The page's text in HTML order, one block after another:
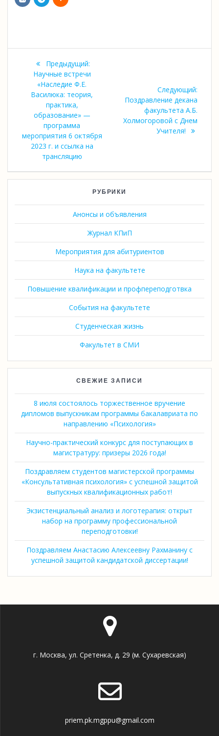
Навигация
записям
Предыдущий:Предыдущая
запись:
Научные встречи
«Наследие Ф.Е.
Василюка: теория,
практика,
образование» —
программа
мероприятия 6 октября
2023 г. и ссылка на
трансляцию
Следующий:
Поздравление декана
факультета А.Б.
Холмогоровой с Днем
Учителя!
РУБРИКИ
Анонсы и объявления
Журнал КПиП
Мероприятия для абитуриентов
Наука на факультете
Повышение квалификации и профпереподготвка
События на факультете
Студенческая жизнь
Факультет в СМИ
СВЕЖИЕ ЗАПИСИ
8 июля состоялось торжественное вручение
дипломов выпускникам программы бакалавриата по
направлению «Психология»
Научно-практический конкурс для поступающих в
магистратуру: призеры 2026 года!
Поздравляем студентов магистерской программы
«Консультативная психология» с успешной защитой
выпускных квалификационных работ!
Экзистенциальный анализ и логотерапия: открыт
набор на программу профессиональной
переподготовки!
Поздравляем Анастасию Алексеевну Рахманину с
успешной защитой кандидатской диссертации!
г. Москва, ул. Сретенка, д. 29 (м. Сухаревская)
priem.pk.mgppu@gmail.com